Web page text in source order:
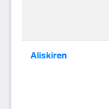
Aliskiren